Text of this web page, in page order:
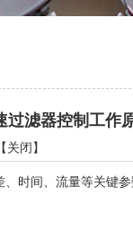
过滤器控制工作
关闭】
间、流量等关键